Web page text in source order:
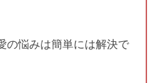
の悩みは簡単には解決で